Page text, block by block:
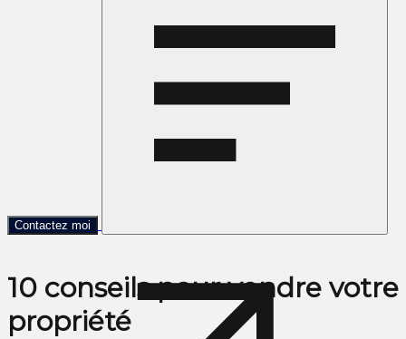
Contactez moi
10 conseils pour vendre votre
propriété